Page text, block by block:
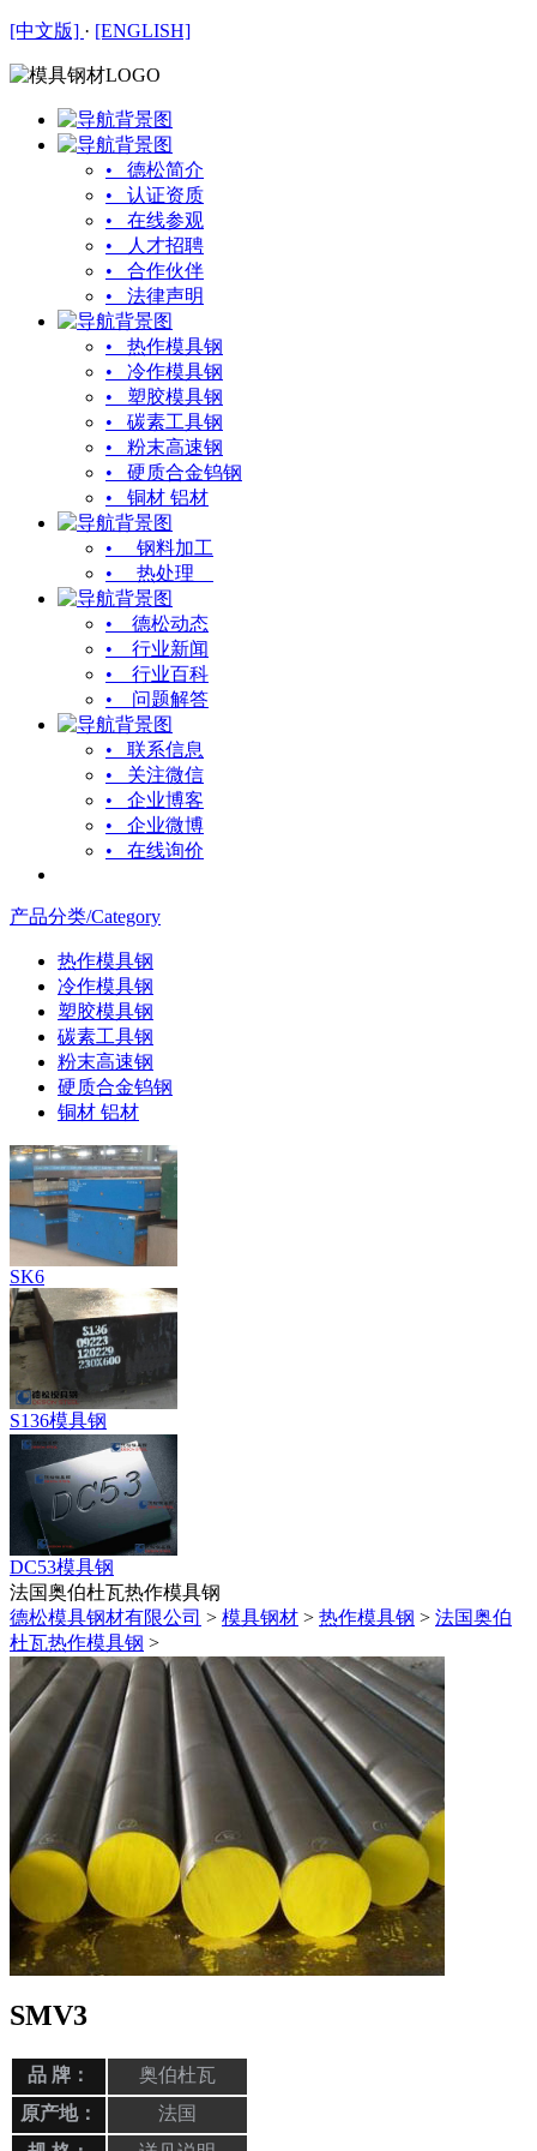
[中文版] · [ENGLISH]
• 德松简介
• 认证资质
• 在线参观
• 人才招聘
• 合作伙伴
• 法律声明
• 热作模具钢
• 冷作模具钢
• 塑胶模具钢
• 碳素工具钢
• 粉末高速钢
• 硬质合金钨钢
• 铜材 铝材
• 钢料加工
• 热处理
• 德松动态
• 行业新闻
• 行业百科
• 问题解答
• 联系信息
• 关注微信
• 企业博客
• 企业微博
• 在线询价
产品分类/Category
热作模具钢
冷作模具钢
塑胶模具钢
碳素工具钢
粉末高速钢
硬质合金钨钢
铜材 铝材
SK6
S136模具钢
DC53模具钢
法国奥伯杜瓦热作模具钢
德松模具钢材有限公司 > 模具钢材 > 热作模具钢 > 法国奥伯
杜瓦热作模具钢 >
SMV3
品 牌：
奥伯杜瓦
原产地：
法国